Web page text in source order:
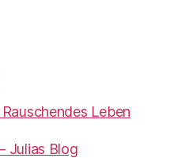
Leben
Julias Blog